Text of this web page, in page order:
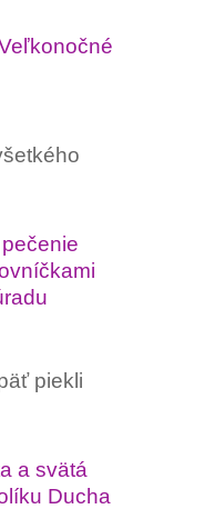
piekli
a svätá
Ducha